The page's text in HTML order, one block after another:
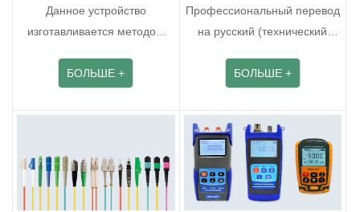
Данное устройство
изготавливается методом
(FBT), при котором дв···
БОЛЬШЕ +
Профессиональный перевод
на русский (технический
оптический разветви···
БОЛЬШЕ +